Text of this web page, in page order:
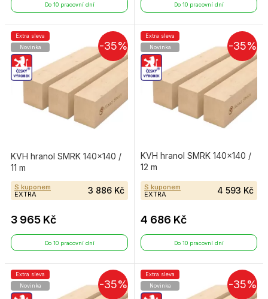
Do 10 pracovní dní Do 10 pracovní dní
-35%
Extra sleva
Novinka
KVH hranol SMRK 140×140 /
11 m
S kuponem
EXTRA
3 886 Kč
3 965 Kč
Do 10 pracovní dní
-35%
Extra sleva
Novinka
KVH hranol SMRK 140×140 /
12 m
S kuponem
EXTRA
4 593 Kč
4 686 Kč
Do 10 pracovní dní
-35%
Extra sleva
Novinka
-35%
Extra sleva
Novinka